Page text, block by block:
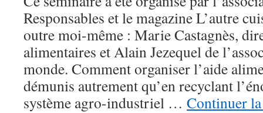
Responsables et le magazine L’autre
outre moi-même : Marie Castagnès,
alimentaires et Alain Jezequel de
monde. Comment organiser l’aide
démunis autrement qu’en recyclant
système agro-industriel … Continuer